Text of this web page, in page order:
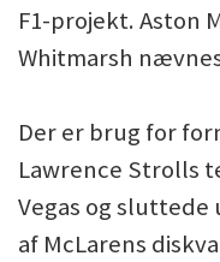
F1-projekt. Aston
Whitmarsh
Der er brug for
Lawrence Strolls
Vegas og
af McLarens